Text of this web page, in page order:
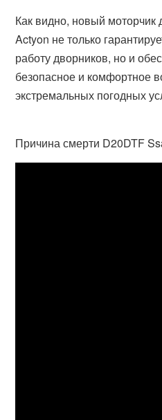
Как видно, новый моторчик
Actyon не только
работу дворников, но и
безопасное и комфортное
экстремальных погодных
Причина смерти D20DTF